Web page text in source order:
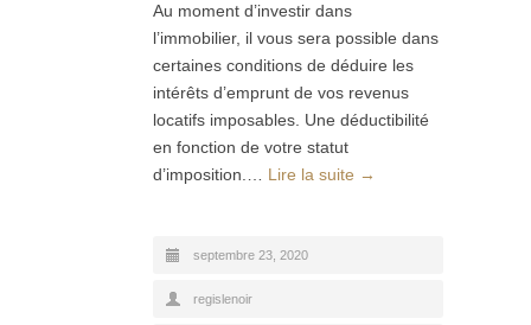
Au moment d’investir dans
l’immobilier, il vous sera possible dans
certaines conditions de déduire les
intérêts d’emprunt de vos revenus
locatifs imposables. Une déductibilité
en fonction de votre statut
d’imposition.… Lire la suite →
septembre 23, 2020
regislenoir